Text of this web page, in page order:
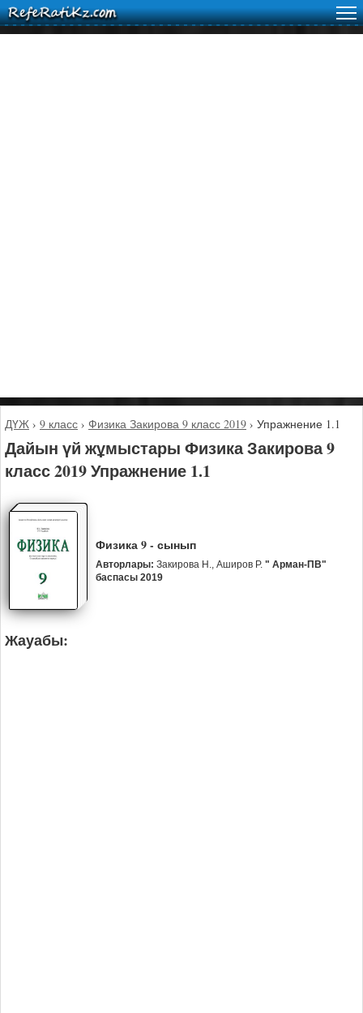
ДҮЖ › 9 класс › Физика Закирова 9 класс 2019 › Упражнение 1.1
Дайын үй жұмыстары Физика Закирова 9
класс 2019 Упражнение 1.1
Физика 9 - сынып
Авторлары: Закирова Н., Аширов Р. " Арман-ПВ"
баспасы 2019
Жауабы: